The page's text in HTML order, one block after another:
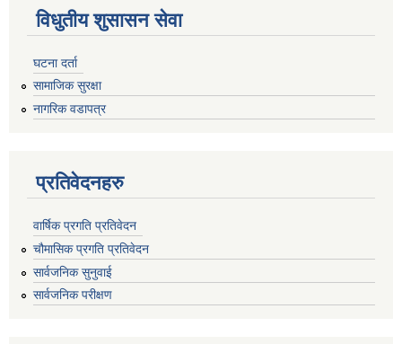
विधुतीय शुसासन सेवा
घटना दर्ता
सामाजिक सुरक्षा
नागरिक वडापत्र
प्रतिवेदनहरु
वार्षिक प्रगति प्रतिवेदन
चौमासिक प्रगति प्रतिवेदन
सार्वजनिक सुनुवाई
सार्वजनिक परीक्षण